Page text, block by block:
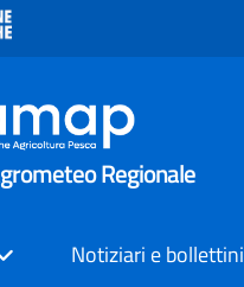
Regionale
Notiziari e bollettini